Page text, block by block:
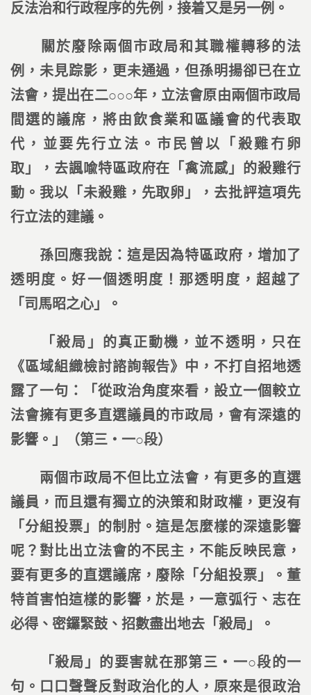
反法治和行政程序的先例，接着又是另一例。
關於廢除兩個市政局和其職權轉移的法
例，未見踪影，更未通過，但孫明揚卻已在立
法會，提出在二○○○年，立法會原由兩個市政局
間選的議席，將由飲食業和區議會的代表取
代，並要先行立法。市民曾以「殺雞冇卵
取」，去諷喩特區政府在「禽流感」的殺雞行
動。我以「未殺雞，先取卵」，去批評這項先
行立法的建議。
孫回應我說：這是因為特區政府，增加了
透明度。好一個透明度！那透明度，超越了
「司馬昭之心」。
「殺局」的真正動機，並不透明，只在
《區域組織檢討諮詢報告》中，不打自招地透
露了一句：「從政治角度來看，設立一個較立
法會擁有更多直選議員的市政局，會有深遠的
影響。」（第三‧一○段）
兩個市政局不但比立法會，有更多的直選
議員，而且還有獨立的決策和財政權，更沒有
「分組投票」的制肘。這是怎麼樣的深遠影響
呢？對比出立法會的不民主，不能反映民意，
要有更多的直選議席，廢除「分組投票」。董
特首害怕這樣的影響，於是，一意弧行、志在
必得、密鑼緊鼓、招數盡出地去「殺局」。
「殺局」的要害就在那第三‧一○段的一
句。口口聲聲反對政治化的人，原來是很政治